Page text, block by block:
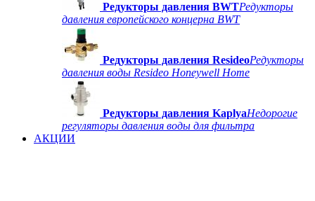
Редукторы давления BWTРедукторы
давления европейского концерна BWT
Редукторы давления ResideoРедукторы
давления воды Resideo Honeywell Home
Редукторы давления KaplyaНедорогие
регуляторы давления воды для фильтра
АКЦИИ